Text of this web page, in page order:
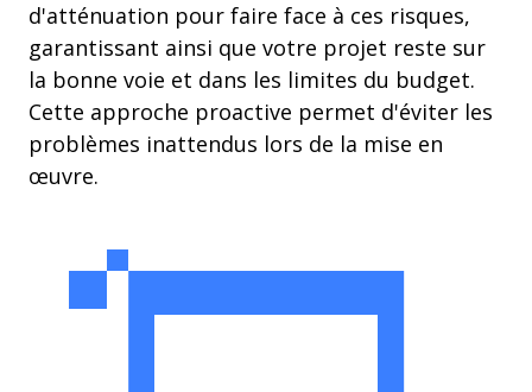
d'atténuation pour faire face à ces risques,
garantissant ainsi que votre projet reste sur
la bonne voie et dans les limites du budget.
Cette approche proactive permet d'éviter les
problèmes inattendus lors de la mise en
œuvre.